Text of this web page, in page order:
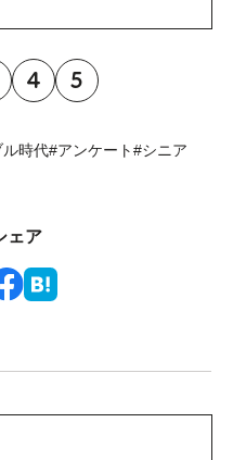
4 5
時代#アンケート#シニア
ェア